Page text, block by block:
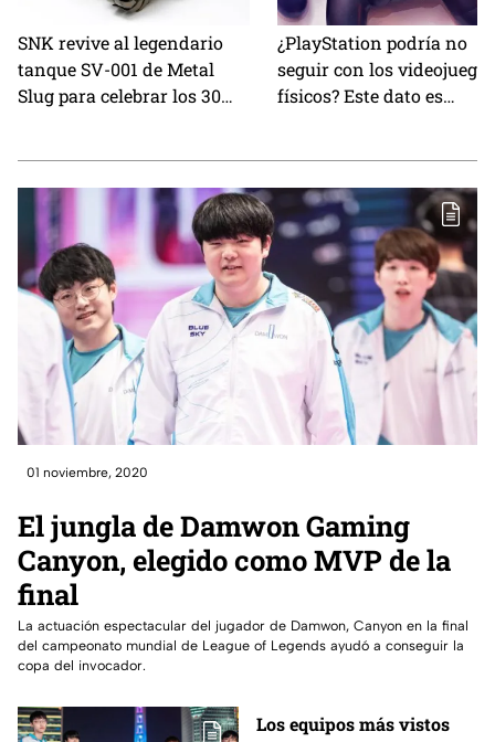
SNK revive al legendario
tanque SV-001 de Metal
Slug para celebrar los 30
¿PlayStation podría no
seguir con los videojuegos
físicos? Este dato es
01 noviembre, 2020
El jungla de Damwon Gaming
Canyon, elegido como MVP de la
final
La actuación espectacular del jugador de Damwon, Canyon en la final
del campeonato mundial de League of Legends ayudó a conseguir la
copa del invocador.
Los equipos más vistos